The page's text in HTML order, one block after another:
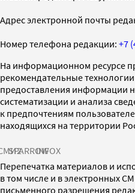
Адрес электронной почты
Номер телефона редакции: +7
На информационном ресурсе
рекомендательные
предоставления информации
систематизации и анализа
к предпочтениям
находящихся на территории
SPARROWINFOX
Перепечатка материалов и
в том числе и в электронных
письменного разрешения